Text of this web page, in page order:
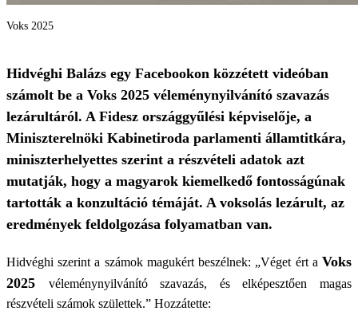
Voks 2025
Hidvéghi Balázs egy Facebookon közzétett videóban
számolt be a Voks 2025 véleménynyilvánító szavazás
lezárultáról. A Fidesz országgyűlési képviselője, a
Miniszterelnöki Kabinetiroda parlamenti államtitkára,
miniszterhelyettes szerint a részvételi adatok azt
mutatják, hogy a magyarok kiemelkedő fontosságúnak
tartották a konzultáció témáját. A voksolás lezárult, az
eredmények feldolgozása folyamatban van.
Hidvéghi szerint a számok magukért beszélnek: „Véget ért a Voks
2025
véleménynyilvánító szavazás, és elképesztően magas
részvételi számok születtek.” Hozzátette: